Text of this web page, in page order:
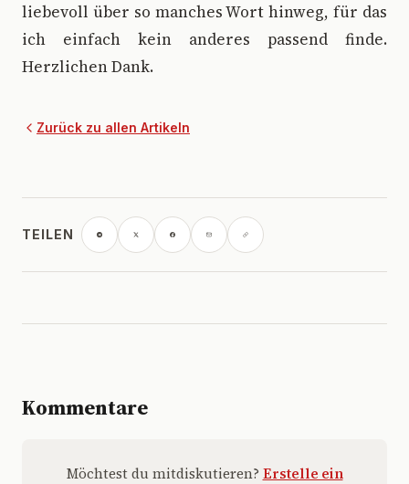
liebevoll über so manches Wort hinweg, für das
ich einfach kein anderes passend finde.
Herzlichen Dank.
Zurück zu allen Artikeln
TEILEN
Kommentare
Möchtest du mitdiskutieren? Erstelle ein